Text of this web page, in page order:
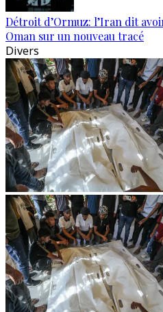
Détroit d’Ormuz: l’Iran dit
Oman sur un nouveau tracé
Divers